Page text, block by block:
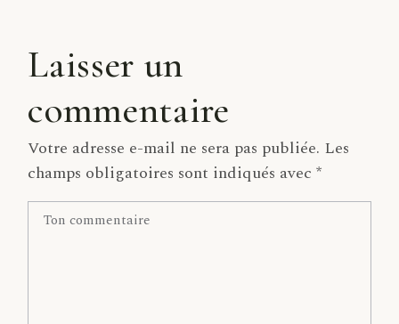
Laisser un
commentaire
Votre adresse e-mail ne sera pas publiée. Les
champs obligatoires sont indiqués avec*